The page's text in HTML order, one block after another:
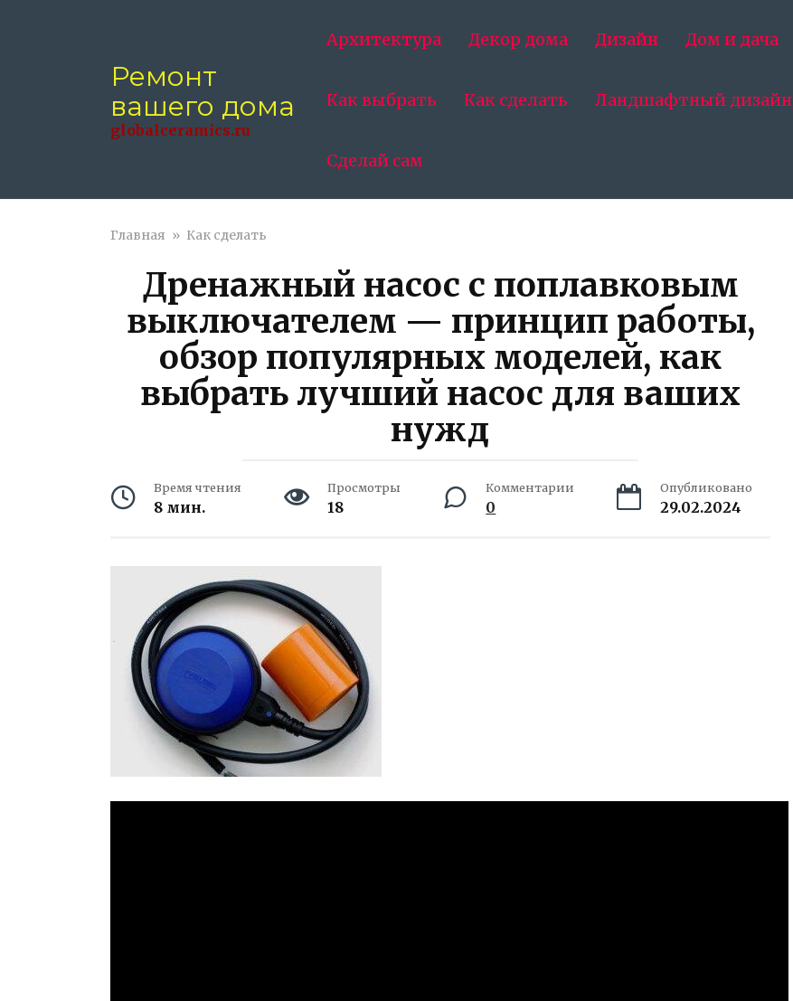
Ремонт
вашего дома
globalceramics.ru
Архитектура Декор дома Дизайн Дом и дача
Как выбрать Как сделать Ландшафтный дизайн
Сделай сам
Главная » Как сделать
Дренажный насос с поплавковым
выключателем — принцип работы,
обзор популярных моделей, как
выбрать лучший насос для ваших
нужд
Время чтения
8 мин.
Просмотры
18
Комментарии
0
Опубликовано
29.02.2024